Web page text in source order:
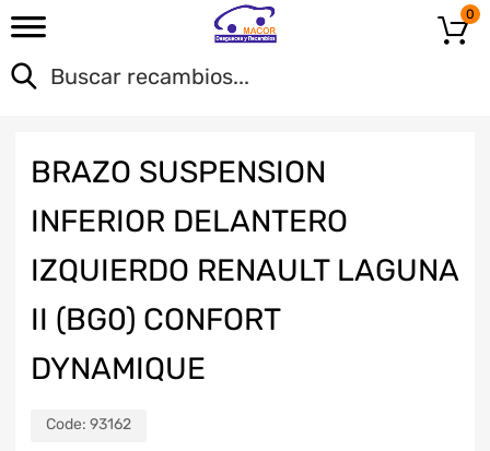
0
BRAZO SUSPENSION
INFERIOR DELANTERO
IZQUIERDO RENAULT LAGUNA
II (BG0) CONFORT
DYNAMIQUE
Code: 93162